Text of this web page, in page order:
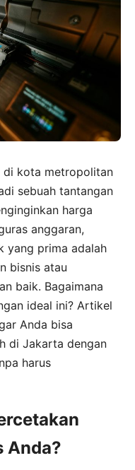
di kota metropolitan
sebuah tantangan
harga
anggaran,
yang prima adalah
bisnis atau
baik. Bagaimana
ideal ini? Artikel
Anda bisa
di Jakarta dengan
harus
Anda?